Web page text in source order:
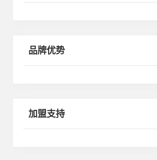
品牌优势
加盟支持